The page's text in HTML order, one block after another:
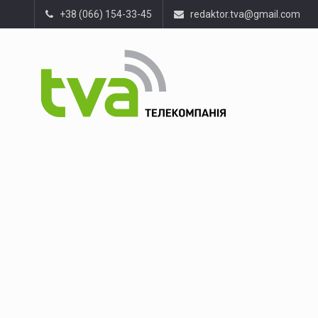
+38 (066) 154-33-45 redaktor.tva@gmail.com